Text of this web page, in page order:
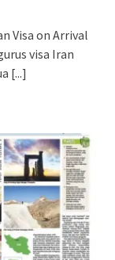
Visa on Arrival
visa Iran
[...]